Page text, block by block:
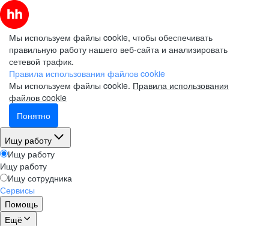
Мы используем файлы cookie, чтобы обеспечивать
правильную работу нашего веб-сайта и анализировать
сетевой трафик.
Правила использования файлов cookie
Мы используем файлы cookie. Правила использования
файлов cookie
Понятно
Ищу работу
Ищу работу
Ищу работу
Ищу сотрудника
Сервисы
Помощь
Ещё